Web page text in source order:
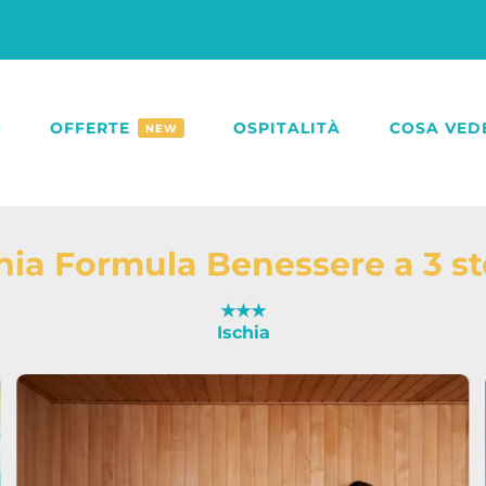
OFFERTE NEW OSPITALITÀ COSA
Formula Benessere a 3
★★★
Ischia